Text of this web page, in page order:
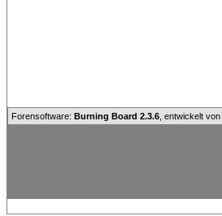
Forensoftware: Burning Board 2.3.6 , entwickelt von